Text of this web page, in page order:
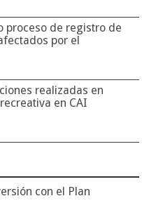
proceso de registro de
por el
realizadas en
en CAI
con el Plan